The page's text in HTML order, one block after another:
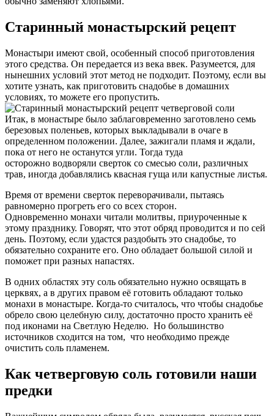
Старинный монастырский рецепт
Монастыри имеют свой, особенный способ приготовления
этого средства. Он передается из века ввек. Разумеется, для
нынешних условий этот метод не подходит. Поэтому, если вы
хотите узнать, как приготовить снадобье в домашних
условиях, то можете его пропустить.
Итак, в монастыре было заблаговременно заготовлено семь
березовых поленьев, которых выкладывали в очаге в
определенном положении. Далее, зажигали пламя и ждали,
пока от него не останутся угли. Тогда туда
осторожно водворяли сверток со смесью соли, различных
трав, иногда добавлялись квасная гуща или капустные листья.
Время от времени сверток переворачивали, пытаясь
равномерно прогреть его со всех сторон.
Одновременно монахи читали молитвы, приуроченные к
этому празднику. Говорят, что этот обряд проводится и по сей
день. Поэтому, если удастся раздобыть это снадобье, то
обязательно сохраните его. Оно обладает большой силой и
поможет при разных напастях.
В одних областях эту соль обязательно нужно освящать в
церквях, а в других правом её готовить обладают только
монахи в монастыре. Когда-то считалось, что чтобы снадобье
обрело свою целебную силу, достаточно просто хранить её
под иконами на Светлую Неделю. Но большинство
источников сходится на том, что необходимо прежде
очистить соль пламенем.
Как четверговую соль готовили наши
предки